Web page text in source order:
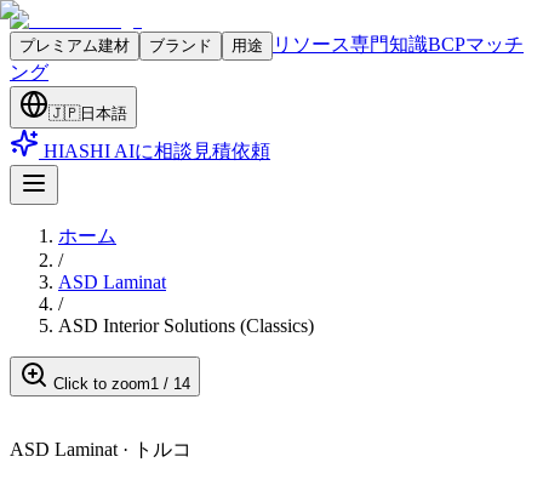
プレミアム建材 ブランド 用途 リソース専門知識BCPマッチ
ング
🇯🇵日本語
HIASHI AIに相談 見積依頼
ホーム
/
ASD Laminat
/
ASD Interior Solutions (Classics)
Click to zoom1 / 14
ASD Laminat · トルコ